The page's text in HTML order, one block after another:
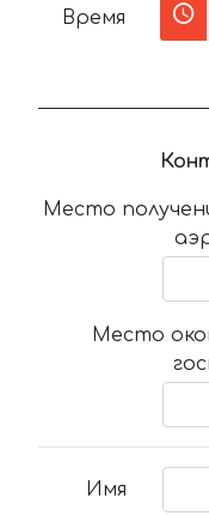
Время
Место
Место
Имя